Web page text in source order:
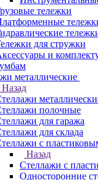
тележки
для стружки
и
металлические
Назад
полочные
для гаража
для склада
с
Назад
Стеллажи с
Односторонние